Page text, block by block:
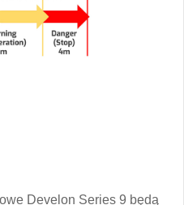
Develon Series 9 będą